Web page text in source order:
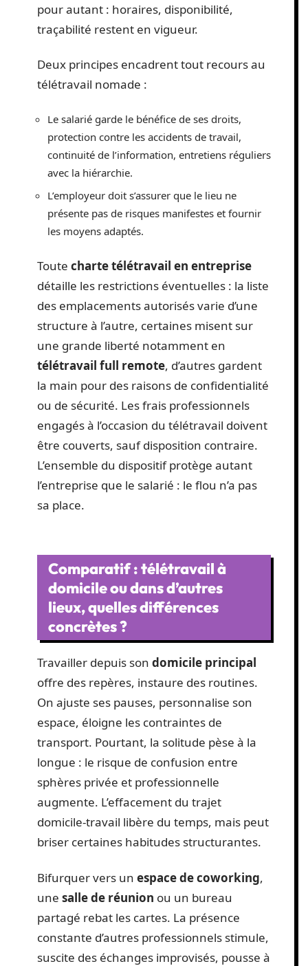
pour autant : horaires, disponibilité,
traçabilité restent en vigueur.
Deux principes encadrent tout recours au
télétravail nomade :
Le salarié garde le bénéfice de ses droits,
protection contre les accidents de travail,
continuité de l’information, entretiens réguliers
avec la hiérarchie.
L’employeur doit s’assurer que le lieu ne
présente pas de risques manifestes et fournir
les moyens adaptés.
Toute charte télétravail en entreprise
détaille les restrictions éventuelles : la liste
des emplacements autorisés varie d’une
structure à l’autre, certaines misent sur
une grande liberté notamment en
télétravail full remote, d’autres gardent
la main pour des raisons de confidentialité
ou de sécurité. Les frais professionnels
engagés à l’occasion du télétravail doivent
être couverts, sauf disposition contraire.
L’ensemble du dispositif protège autant
l’entreprise que le salarié : le flou n’a pas
sa place.
Comparatif : télétravail à
domicile ou dans d’autres
lieux, quelles différences
concrètes ?
Travailler depuis son domicile principal
offre des repères, instaure des routines.
On ajuste ses pauses, personnalise son
espace, éloigne les contraintes de
transport. Pourtant, la solitude pèse à la
longue : le risque de confusion entre
sphères privée et professionnelle
augmente. L’effacement du trajet
domicile-travail libère du temps, mais peut
briser certaines habitudes structurantes.
Bifurquer vers un espace de coworking,
une salle de réunion ou un bureau
partagé rebat les cartes. La présence
constante d’autres professionnels stimule,
suscite des échanges improvisés, pousse à